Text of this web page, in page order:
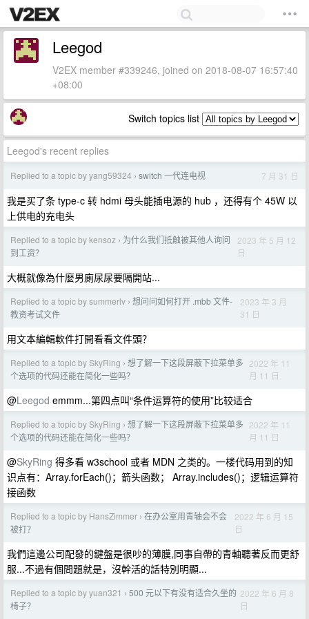
Leegod
V2EX member #339246, joined on 2018-08-07 16:57:40
+08:00
Switch topics list
Leegod's recent replies
Replied to a topic by yang59324 › switch 一代连电视 7 月 31 日
我是买了条 type-c 转 hdmi 母头能插电源的 hub ，还得有个 45W 以
上供电的充电头
Replied to a topic by kensoz › 为什么我们抵触被其他人询问
到工资？
2023 年 5 月 12
日
大概就像為什麼男廁尿尿要隔開站...
Replied to a topic by summerlv › 想问问如何打开 .mbb 文件-
教资考试文件
2023 年 3 月
31 日
用文本編輯軟件打開看看文件頭？
Replied to a topic by SkyRing › 想了解一下这段屏蔽下拉菜单多
个选项的代码还能在简化一些吗？
2022 年 11
月 11 日
@Leegod emmm...第四点叫“条件运算符的使用”比较适合
Replied to a topic by SkyRing › 想了解一下这段屏蔽下拉菜单多
个选项的代码还能在简化一些吗？
2022 年 11
月 11 日
@SkyRing 得多看 w3school 或者 MDN 之类的。一楼代码用到的知
识点有：Array.forEach()；箭头函数； Array.includes()；逻辑运算符
接函数
Replied to a topic by HansZimmer › 在办公室用青轴会不会
被打？
2022 年 6 月 15
日
我們這邊公司配發的鍵盤是很吵的薄膜,同事自帶的青軸聽著反而更舒
服...不過有個問題就是，沒幹活的話特別明顯...
Replied to a topic by yuan321 › 500 元以下有没有适合久坐的
椅子？
2022 年 6 月 8
日